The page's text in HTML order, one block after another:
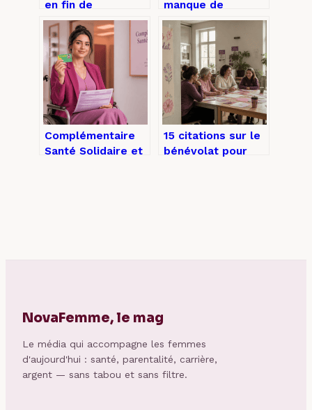
en fin de
grossesse : est-ce
un signe
d’accouchement
imminent ?
manque de
magnésium :
signes, vécus et
solutions
concrètes
Complémentaire
Santé Solidaire et
15 citations sur le
bénévolat pour
NovaFemme, le mag
Le média qui accompagne les femmes
d'aujourd'hui : santé, parentalité, carrière,
argent — sans tabou et sans filtre.